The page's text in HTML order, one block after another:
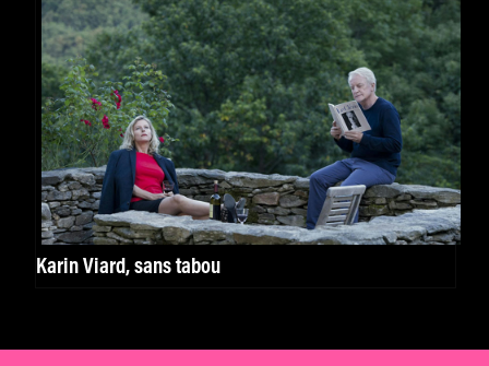
Karin Viard, sans tabou